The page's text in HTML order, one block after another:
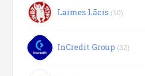
Laimes Lācis (10)
InCredit Group (32)